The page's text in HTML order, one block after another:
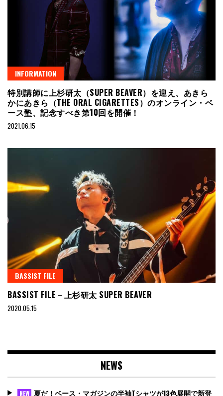
INFORMATION
特別講師に上杉研太（SUPER BEAVER）を迎え、あきら
かにあきら（THE ORAL CIGARETTES）のオンライン・ベ
ース塾、記念すべき第10回を開催！
2021.06.15
BASSIST FILE
BASSIST FILE－上杉研太 SUPER BEAVER
2020.05.15
NEWS
NEW 夏だ！ベース・マガジンの半袖Tシャツが13色展開で新登